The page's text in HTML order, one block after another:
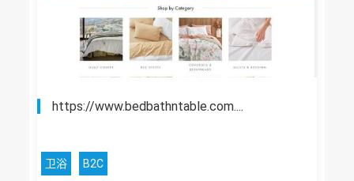
https://www.bedbathntable.com....
卫浴 B2C